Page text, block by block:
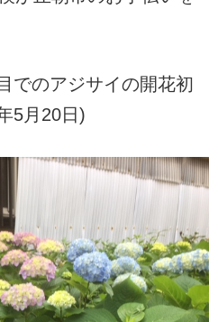
でのアジサイの開花初
5月20日)